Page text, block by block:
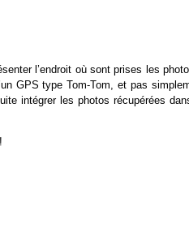
l’endroit où sont prises les
GPS type Tom-Tom, et pas
intégrer les photos récupérées